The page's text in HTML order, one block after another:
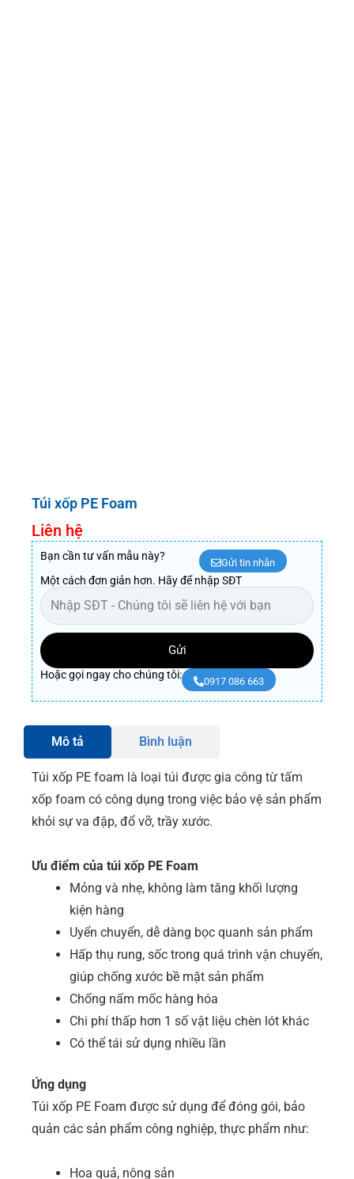
Túi xốp PE Foam
Liên hệ
Bạn cần tư vấn mẫu này?
Gửi tin nhắn
Một cách đơn giản hơn. Hãy để nhập SĐT
Gửi
Hoặc gọi ngay cho chúng tôi:
0917 086 663
Mô tả Bình luận
Túi xốp PE foam là loại túi được gia công từ tấm
xốp foam có công dụng trong việc bảo vệ sản phẩm
khỏi sự va đập, đổ vỡ, trầy xước.
Ưu điểm của túi xốp PE Foam
Mỏng và nhẹ, không làm tăng khối lượng
kiện hàng
Uyển chuyển, dễ dàng bọc quanh sản phẩm
Hấp thụ rung, sốc trong quá trình vận chuyển,
giúp chống xước bề mặt sản phẩm
Chống nấm mốc hàng hóa
Chi phí thấp hơn 1 số vật liệu chèn lót khác
Có thể tái sử dụng nhiều lần
Ứng dụng
Túi xốp PE Foam được sử dụng để đóng gói, bảo
quản các sản phẩm công nghiệp, thực phẩm như:
Hoa quả, nông sản